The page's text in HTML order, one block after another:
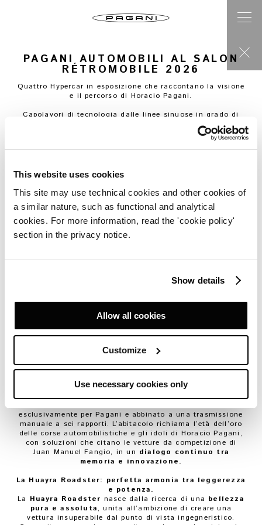
This website uses cookies
This site may use technical cookies and other cookies of
a similar nature, such as functional and analytical
cookies. For more information, read the 'cookie policy'
section in the privacy notice.
Show details
Allow all cookies
Customize
Use necessary cookies only
PAGANI AUTOMOBILI AL SALON
RÉTROMOBILE 2026
Quattro Hypercar in esposizione che raccontano la visione
e il percorso di Horacio Pagani.
Capolavori di tecnologia dalle linee sinuose in grado di
incantare gli appassionati di tutto il mondo.Dal 28
Rétromobile:
salone d’auto d’epoca tra i più importanti al mondo che
conferma, dopo 50 anni, il suo ruolo di capitale
All’interno dell’areaUltimate Supercar Garage
riservato alle supercar più esclusive e ai marchi più
iconici,Pagani Automobilisarà protagonista con
quattro Hypercar in esposizione . Diverse anime che
coesistono nell’Atelier Pagani, ispirate dalla stessa idea di
estetica senza tempo ed evoluzione tecnica continua: la
Utopia Roadster , laHuayra R ,laHuayra Roadster
Zonda HP Barchetta
mantenendo un legame profondo con il passato e le
della sua carriera, e incarnando la sua visione più
personale. Prodotta in soli tre esemplari
Grandi Complicazioni,laboratorio creativo in cui lo
scambio diretto tra cliente e l’Atelier Pagani dà vita a
capolavori frutto di maestria e tecniche ingegneristiche
all’avanguardia. Per un’esperienza sartoriale unica.
Triax HP52 e consente una significativa riduzione del peso
frutto dell’evoluzione tecnologica maturata sui progetti
della Huayra BC e della Huayra Roadster. Al centro della
esclusivamente per Pagani e abbinato a una trasmissione
manuale a sei rapporti. L’abitacolo richiama l’età dell’oro
delle corse automobilistiche e gli idoli di Horacio Pagani,
con soluzioni che citano le vetture da competizione di
Juan Manuel Fangio, in un dialogo continuo tra
memoria e innovazione.
La Huayra Roadster: perfetta armonia tra leggerezza
e potenza.
La Huayra Roadster nasce dalla ricerca di una bellezza
pura e assoluta, unita all’ambizione di creare una
vettura insuperabile dal punto di vista ingegneristico.